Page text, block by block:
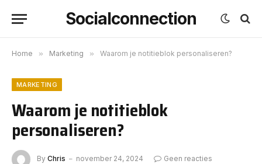
Socialconnection
Home » Marketing » Waarom je notitieblok personaliseren?
MARKETING
Waarom je notitieblok
personaliseren?
By Chris november 24, 2024
Geen reacties